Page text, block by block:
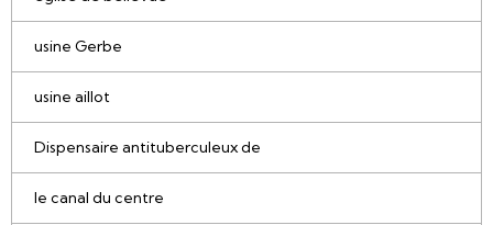
usine Gerbe
usine aillot
Dispensaire antituberculeux de
le canal du centre